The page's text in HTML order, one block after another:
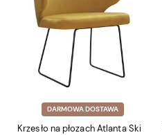
DARMOWA DOSTAWA
Krzesło na płozach Atlanta Ski